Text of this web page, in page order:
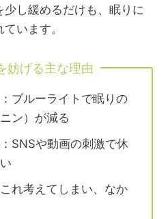
し緩めるだけも、眠りに
います。
妨げる主な理由
：ブルーライトで眠りの
ン）が減る
：SNSや動画の刺激で休
これ考えてしまい、なか